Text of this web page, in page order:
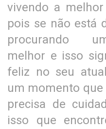
vivendo a
pois se não está
procurando
melhor e isso
feliz no seu
um momento
precisa de
isso que